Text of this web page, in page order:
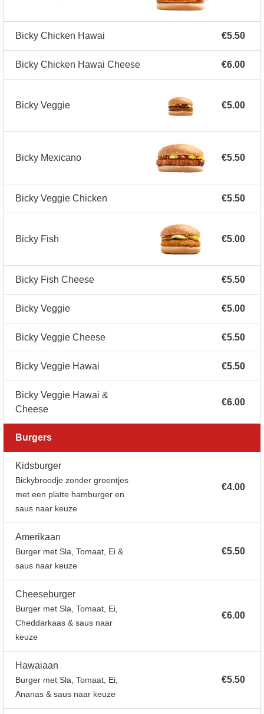
Bicky Chicken Hawai €5.50
Bicky Chicken Hawai Cheese €6.00
Bicky Veggie €5.00
Bicky Mexicano €5.50
Bicky Veggie Chicken €5.50
Bicky Fish €5.00
Bicky Fish Cheese €5.50
Bicky Veggie €5.00
Bicky Veggie Cheese €5.50
Bicky Veggie Hawai €5.50
Bicky Veggie Hawai &
Cheese
€6.00
Burgers
Kidsburger
Bickybroodje zonder groentjes
met een platte hamburger en
saus naar keuze
€4.00
Amerikaan
Burger met Sla, Tomaat, Ei &
saus naar keuze
€5.50
Cheeseburger
Burger met Sla, Tomaat, Ei,
Cheddarkaas & saus naar
keuze
€6.00
Hawaiaan
Burger met Sla, Tomaat, Ei,
Ananas & saus naar keuze
€5.50